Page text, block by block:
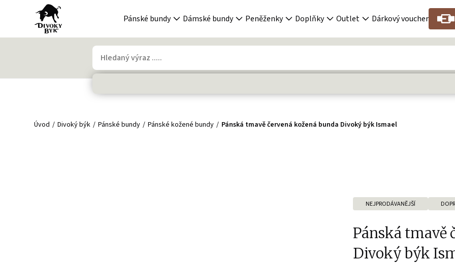
Pánské bundy Dámské bundy Peněženky Doplňky Outlet Dárkový voucher
Úvod Divoký býk Pánské bundy Pánské kožené bundy Pánská tmavě červená kožená bunda Divoký býk Ismael
NEJPRODÁVANĚJŠÍ
Pánská tmavě
Divoký býk